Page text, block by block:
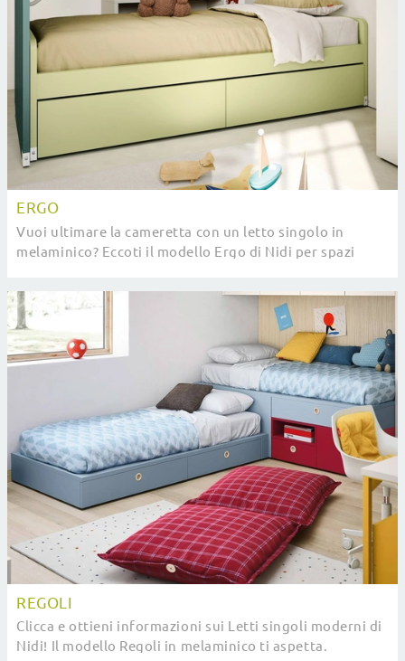
ERGO
Vuoi ultimare la cameretta con un letto singolo in
melaminico? Eccoti il modello Ergo di Nidi per spazi
REGOLI
Clicca e ottieni informazioni sui Letti singoli moderni di
Nidi! Il modello Regoli in melaminico ti aspetta.